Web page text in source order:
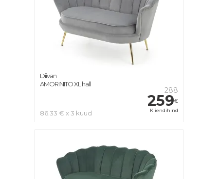
288
259€
Kliendihind
86.33 € x 3 kuud
Diivan
AMORINITO XL hall